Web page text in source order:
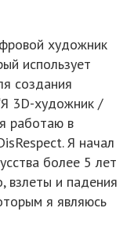
художник
использует
создания
3D-художник /
работаю в
Я начал
более 5 лет
взлеты и падения
я являюсь